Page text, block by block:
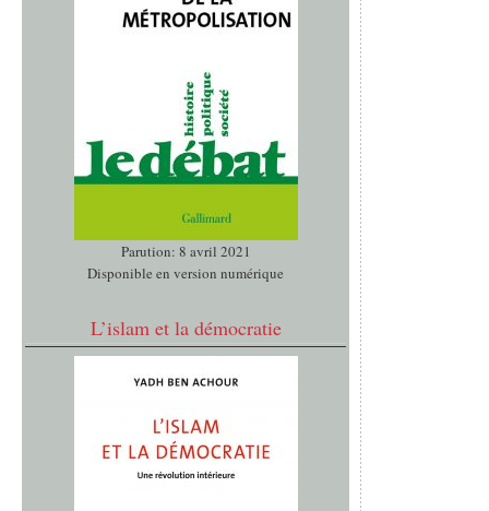
Parution: 8 avril 2021
Disponible en version numérique
L’islam et la démocratie